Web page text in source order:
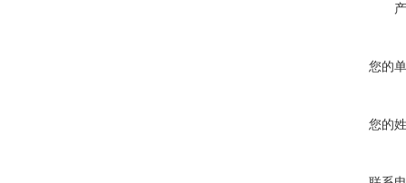
您的
您的